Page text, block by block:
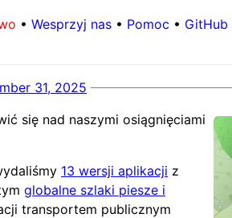
• Wesprzyj nas • Pomoc • GitHub
31, 2025
się nad naszymi osiągnięciami
13 wersji aplikacji z
globalne szlaki piesze i
transportem publicznym